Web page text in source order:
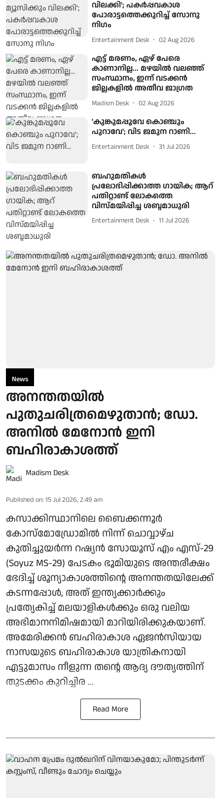
വിലക്കി'; പകർപ്പവകാശ
പോരാട്ടത്തെക്കുറിച്ച് സോനു
നിഗം
Entertainment Desk 02 Aug 2026
എട്ട് മരണം, ഏഴ് പേരെ
കാണാനില്ല... മഴയിൽ വലഞ്ഞ്
സംസ്ഥാനം, ഇന്ന് വടക്കൻ
ജില്ലകളിൽ അതീവ ജാഗ്രത
Madism Desk 02 Aug 2026
'കുങ്കുമപ്പൂവേ കൊഞ്ചും
പുറാവേ'; വിട ജമുന റാണി...
Entertainment Desk 31 Jul 2026
ബഹുമതികള്‍
പ്രലോഭിപ്പിക്കാത്ത ഗായിക; ആറ്
പതിറ്റാണ്ട് ലോകത്തെ
വിസ്മയിപ്പിച്ച ശബ്ദമാധുരി
Entertainment Desk 11 Jul 2026
News
അനന്തതയിൽ
പുതുചരിത്രമെഴുതാൻ; ഡോ.
അനിൽ മേനോൻ ഇനി
ബഹിരാകാശത്ത്
Madism Desk
Published on: 15 Jul 2026, 2:49 am
കസാക്കിസ്ഥാനിലെ ബൈക്കന്നൂർ
കോസ്മോഡ്രോമിൽ നിന്ന് ചൊവ്വാഴ്ച
കുതിച്ചുയർന്ന റഷ്യൻ സോയൂസ് എം എസ്-29
(Soyuz MS-29) പേടകം ഭൂമിയുടെ അന്തരീക്ഷം
ഭേദിച്ച് ശൂന്യാകാശത്തിന്റെ അനന്തതയിലേക്ക്
കടന്നപ്പോൾ, അത് ഇന്ത്യക്കാർക്കും
പ്രത്യേകിച്ച് മലയാളികൾക്കും ഒരു വലിയ
അഭിമാനനിമിഷമായി മാറിയിരിക്കുകയാണ്.
അമേരിക്കൻ ബഹിരാകാശ ഏജൻസിയായ
നാസയുടെ ബഹിരാകാശ യാത്രികനായി
എട്ടുമാസം നീളുന്ന തന്റെ ആദ്യ ദൗത്യത്തിന്
തുടക്കം കുറിച്ചിര ...
Read More